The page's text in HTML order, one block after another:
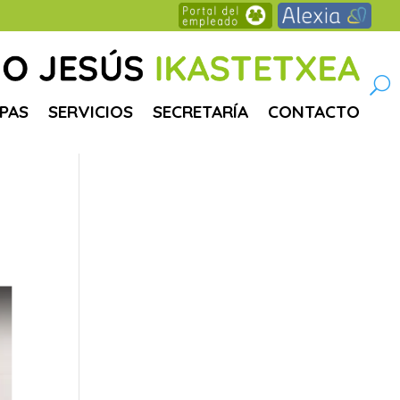
SERVICIOS SECRETARÍA CONTACTO